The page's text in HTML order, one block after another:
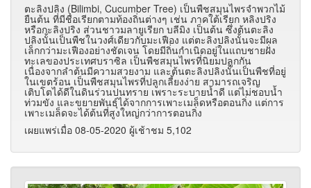
ตะลิงปลิง (Bilimbi, Cucumber Tree) เป็นพืชสมุนไพรจำพวกไม้
ยืนต้น ที่มีชื่อเรียกตามท้องถิ่นต่างๆ เช่น ภาคใต้เรียก หลิงปริง
หรือกะลิงปริง ส่วนชาวมลายูเรียก บลีมิง เป็นต้น ซึ่งต้นตะลิง
ปลิงนั้นเป็นพืชในวงศ์เดียวกับมะเฟือง แต่ตะลิงปลิงนั้นจะมีผล
เล็กกว่ามะเฟืองอย่างชัดเจน โดยมีถิ่นกำเนิดอยู่ในแถบชายฝั่ง
ทะเลของประเทศบราซิล เป็นพืชสมุนไพรที่นิยมปลูกกัน
เนื่องจากลำต้นมีความสวยงาม และต้นตะลิงปลิงนั้นเป็นพืชที่อยู่
ในเขตร้อน เป็นพืชสมุนไพรที่ปลูกเลี้ยงง่าย สามารถเจริญ
เติบโตได้ดีในดินร่วนปนทราย เพราะระบายน้ำดี แต่ไม่ชอบน้ำ
ท่วมขัง และขยายพันธุ์ได้จากการเพาะเมล็ดหรือตอนกิ่ง แต่การ
เพาะเมล็ดจะได้ต้นที่สูงใหญ่กว่าการตอนกิ่ง
เผยแพร่เมื่อ 08-05-2020 ผู้เช้าชม 5,102